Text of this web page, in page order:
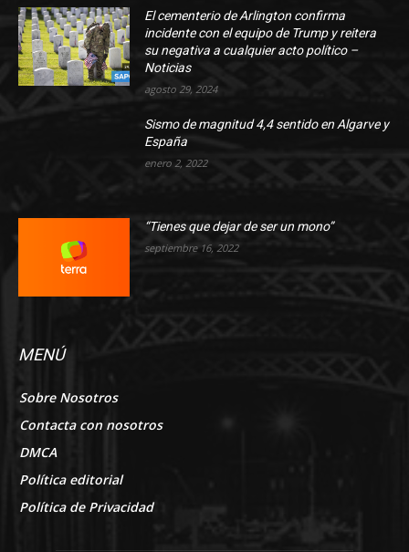
El cementerio de Arlington confirma
incidente con el equipo de Trump y reitera
su negativa a cualquier acto político –
Noticias
agosto 29, 2024
Sismo de magnitud 4,4 sentido en Algarve y
España
enero 2, 2022
“Tienes que dejar de ser un mono”
septiembre 16, 2022
MENÚ
Sobre Nosotros
Contacta con nosotros
DMCA
Política editorial
Política de Privacidad